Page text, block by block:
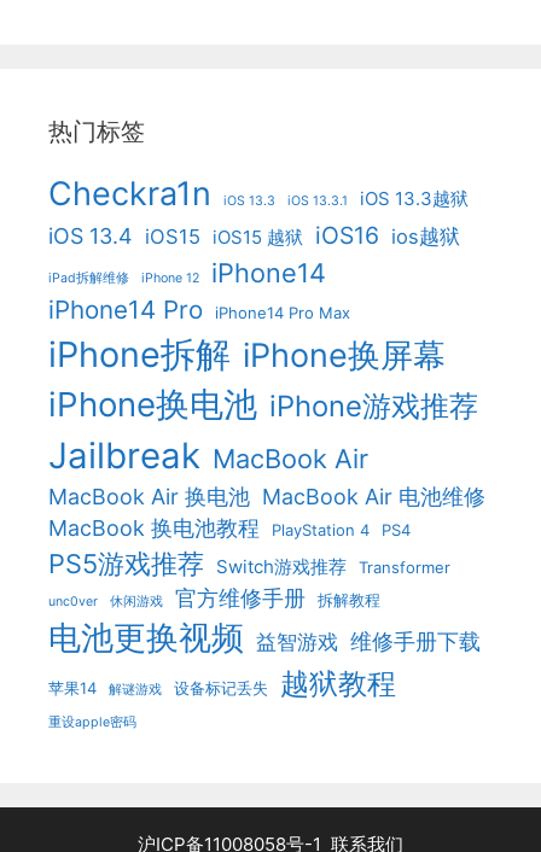
热门标签
Checkra1n iOS 13.3 iOS 13.3.1 iOS 13.3越狱
iOS 13.4 iOS15 iOS15 越狱 iOS16 ios越狱
iPad拆解维修 iPhone 12 iPhone14
iPhone14 Pro iPhone14 Pro Max
iPhone拆解 iPhone换屏幕
iPhone换电池 iPhone游戏推荐
Jailbreak MacBook Air
MacBook Air 换电池 MacBook Air 电池维修
MacBook 换电池教程
PlayStation 4 PS4
PS5游戏推荐 Switch游戏推荐 Transformer
unc0ver 休闲游戏 官方维修手册 拆解教程
电池更换视频 益智游戏 维修手册下载
苹果14 解谜游戏 设备标记丢失 越狱教程
重设apple密码
沪ICP备11008058号-1 联系我们